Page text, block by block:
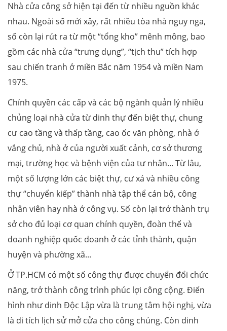
Nhà cửa công sở hiện tại đến từ nhiều nguồn khác
nhau. Ngoài số mới xây, rất nhiều tòa nhà nguy nga,
số còn lại rút ra từ một “tổng kho” mênh mông, bao
gồm các nhà cửa “trưng dụng”, “tịch thu” tích hợp
sau chiến tranh ở miền Bắc năm 1954 và miền Nam
1975.
Chính quyền các cấp và các bộ ngành quản lý nhiều
chủng loại nhà cửa từ dinh thự đến biệt thự, chung
cư cao tầng và thấp tầng, cao ốc văn phòng, nhà ở
vắng chủ, nhà ở của người xuất cảnh, cơ sở thương
mại, trường học và bệnh viện của tư nhân... Từ lâu,
một số lượng lớn các biệt thự, cư xá và nhiều công
thự “chuyển kiếp” thành nhà tập thể cán bộ, công
nhân viên hay nhà ở công vụ. Số còn lại trở thành trụ
sở cho đủ loại cơ quan chính quyền, đoàn thể và
doanh nghiệp quốc doanh ở các tỉnh thành, quận
huyện và phường xã...
Ở TP.HCM có một số công thự được chuyển đổi chức
năng, trở thành công trình phúc lợi công cộng. Điển
hình như dinh Độc Lập vừa là trung tâm hội nghị, vừa
là di tích lịch sử mở cửa cho công chúng. Còn dinh